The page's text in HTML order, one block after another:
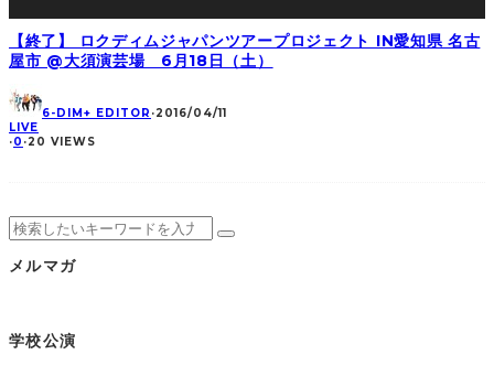
【終了】 ロクディムジャパンツアープロジェクト IN愛知県 名古
屋市 @大須演芸場 6月18日（土）
6-DIM+ EDITOR ·2016/04/11
LIVE
·0 ·20 VIEWS
メルマガ
学校公演